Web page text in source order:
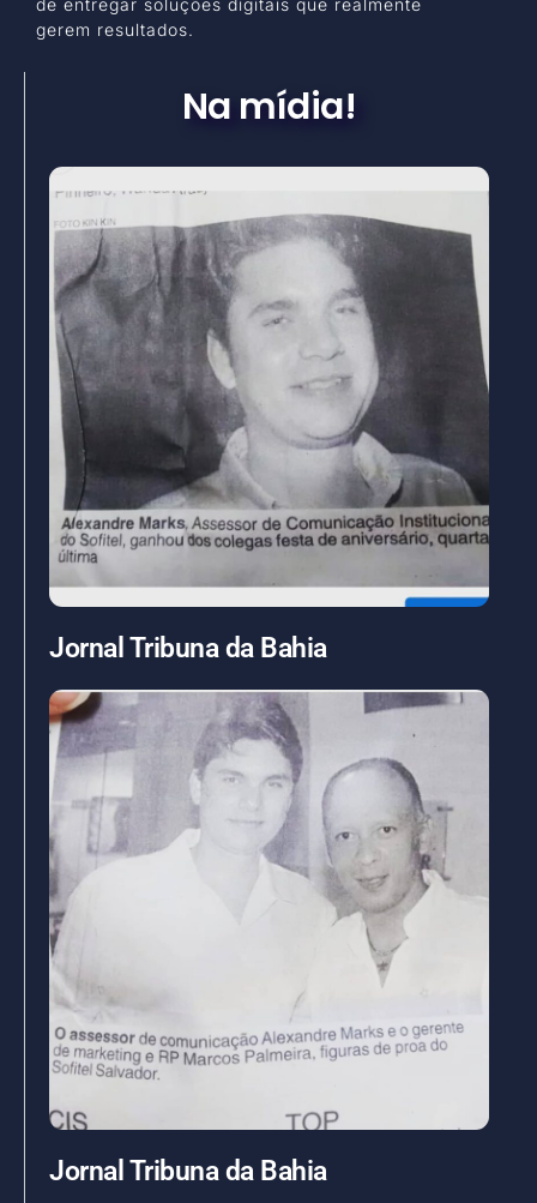
de entregar soluções digitais que realmente
gerem resultados.
Na mídia!
Jornal Tribuna da Bahia
Jornal Tribuna da Bahia